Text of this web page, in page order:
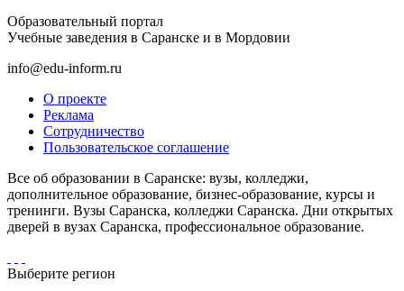
Образовательный портал
Учебные заведения в Саранске и в Мордовии
info@edu-inform.ru
О проекте
Реклама
Сотрудничество
Пользовательское соглашение
Все об образовании в Саранске: вузы, колледжи,
дополнительное образование, бизнес-образование, курсы и
тренинги. Вузы Саранска, колледжи Саранска. Дни открытых
дверей в вузах Саранска, профессиональное образование.
Выберите регион